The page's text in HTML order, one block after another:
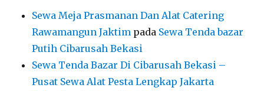
Sewa Meja Prasmanan Dan Alat Catering
Rawamangun Jaktim pada Sewa Tenda bazar
Putih Cibarusah Bekasi
Sewa Tenda Bazar Di Cibarusah Bekasi –
Pusat Sewa Alat Pesta Lengkap Jakarta